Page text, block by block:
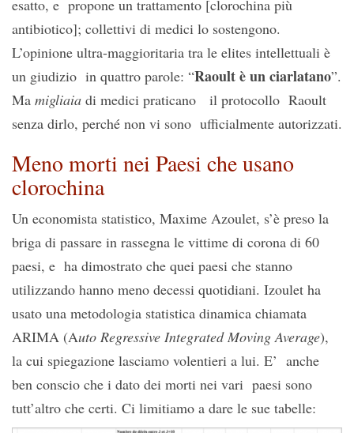
esatto, e propone un trattamento [clorochina più
antibiotico]; collettivi di medici lo sostengono.
L’opinione ultra-maggioritaria tra le elites intellettuali è
un giudizio in quattro parole: “Raoult è un ciarlatano”.
Ma migliaia di medici praticano il protocollo Raoult
senza dirlo, perché non vi sono ufficialmente autorizzati.
Meno morti nei Paesi che usano
clorochina
Un economista statistico, Maxime Azoulet, s’è preso la
briga di passare in rassegna le vittime di corona di 60
paesi, e ha dimostrato che quei paesi che stanno
utilizzando hanno meno decessi quotidiani. Izoulet ha
usato una metodologia statistica dinamica chiamata
ARIMA (Auto Regressive Integrated Moving Average),
la cui spiegazione lasciamo volentieri a lui. E’ anche
ben conscio che i dato dei morti nei vari paesi sono
tutt’altro che certi. Ci limitiamo a dare le sue tabelle: